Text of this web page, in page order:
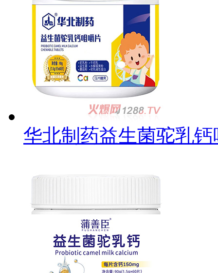
华北制药益生菌驼乳